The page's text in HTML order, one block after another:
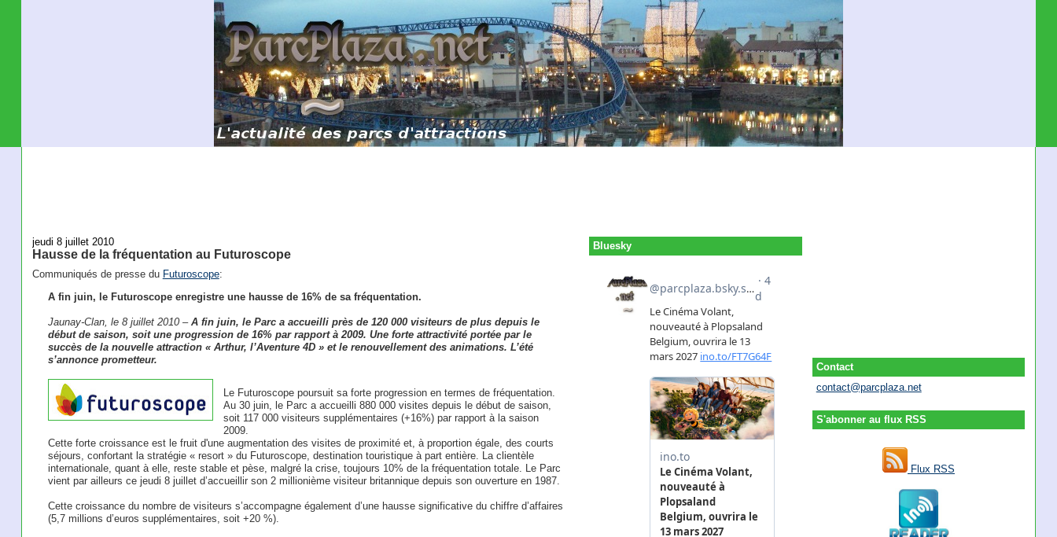
Contact
contact@parcplaza.net
S'abonner au flux RSS
Flux RSS
jeudi 8 juillet 2010
Hausse de la fréquentation au Futuroscope
Communiqués de presse du Futuroscope:
A fin juin, le Futuroscope enregistre une hausse de 16% de sa fréquentation.
Jaunay-Clan, le 8 juillet 2010 – A fin juin, le Parc a accueilli près de 120 000 visiteurs de plus depuis le
début de saison, soit une progression de 16% par rapport à 2009. Une forte attractivité portée par le
succès de la nouvelle attraction « Arthur, l’Aventure 4D » et le renouvellement des animations. L’été
s’annonce prometteur.
Le Futuroscope poursuit sa forte progression en termes de fréquentation.
Au 30 juin, le Parc a accueilli 880 000 visites depuis le début de saison,
soit 117 000 visiteurs supplémentaires (+16%) par rapport à la saison
2009.
Cette forte croissance est le fruit d'une augmentation des visites de proximité et, à proportion égale, des courts
séjours, confortant la stratégie « resort » du Futuroscope, destination touristique à part entière. La clientèle
internationale, quant à elle, reste stable et pèse, malgré la crise, toujours 10% de la fréquentation totale. Le Parc
vient par ailleurs ce jeudi 8 juillet d’accueillir son 2 millionième visiteur britannique depuis son ouverture en 1987.
Cette croissance du nombre de visiteurs s’accompagne également d’une hausse significative du chiffre d’affaires
(5,7 millions d’euros supplémentaires, soit +20 %).
Bluesky